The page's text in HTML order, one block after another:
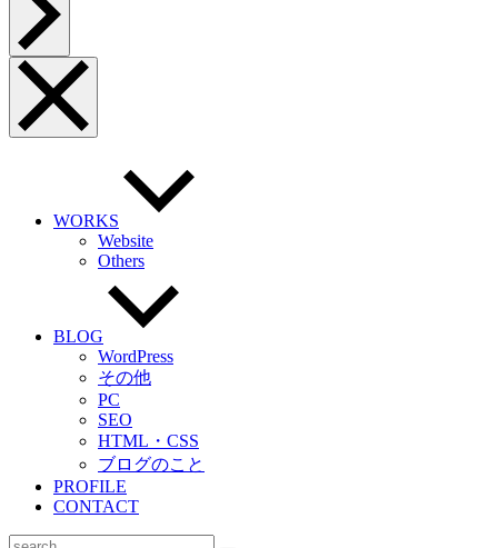
ッ
プ
へ
メ
ー
WORKS
Website
Others
BLOG
WordPress
その他
PC
SEO
HTML・CSS
ブログのこと
PROFILE
CONTACT